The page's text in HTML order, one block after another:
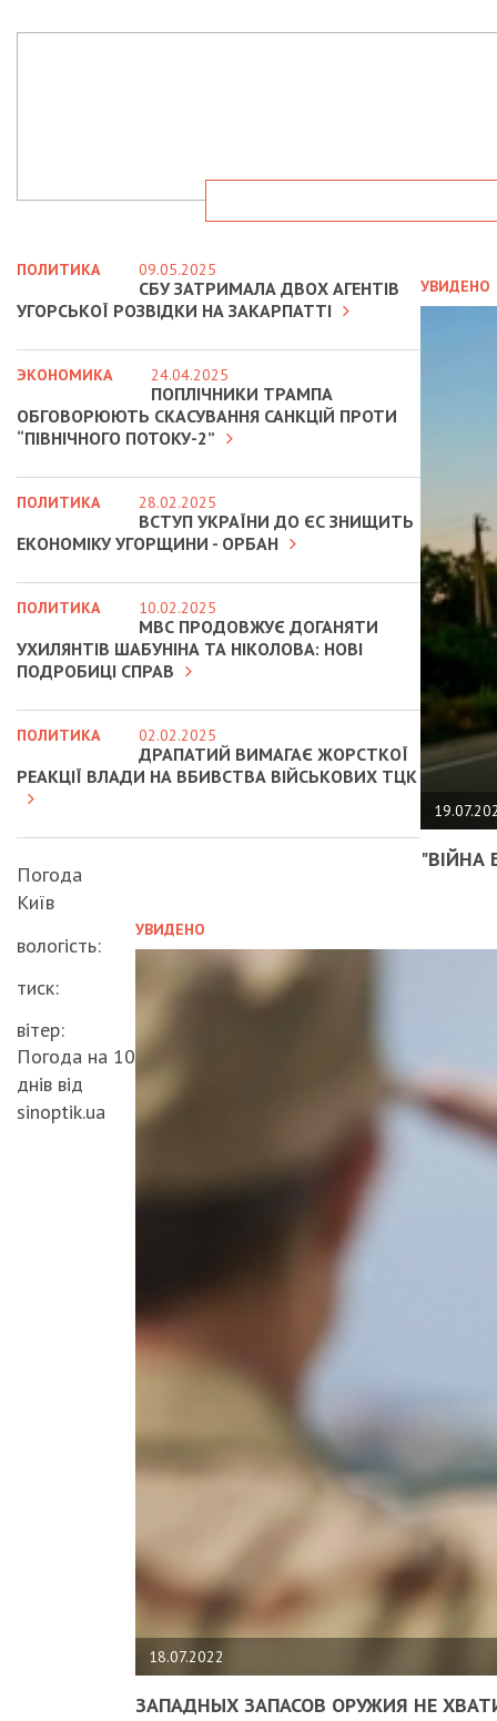
УВИДЕНО
"ВІЙНА
УВИДЕНО
18.07.2022
ЗАПАДНЫХ ЗАПАСОВ ОРУЖИЯ НЕ
ПОЛИТИКА 09.05.2025
СБУ ЗАТРИМАЛА ДВОХ АГЕНТІВ
УГОРСЬКОЇ РОЗВІДКИ НА ЗАКАРПАТТІ
ЭКОНОМИКА 24.04.2025
ПОПЛІЧНИКИ ТРАМПА
ОБГОВОРЮЮТЬ СКАСУВАННЯ САНКЦІЙ ПРОТИ
“ПІВНІЧНОГО ПОТОКУ-2”
ПОЛИТИКА 28.02.2025
ВСТУП УКРАЇНИ ДО ЄС ЗНИЩИТЬ
ЕКОНОМІКУ УГОРЩИНИ - ОРБАН
ПОЛИТИКА 10.02.2025
МВС ПРОДОВЖУЄ ДОГАНЯТИ
УХИЛЯНТІВ ШАБУНІНА ТА НІКОЛОВА: НОВІ
ПОДРОБИЦІ СПРАВ
ПОЛИТИКА 02.02.2025
ДРАПАТИЙ ВИМАГАЄ ЖОРСТКОЇ
РЕАКЦІЇ ВЛАДИ НА ВБИВСТВА ВІЙСЬКОВИХ ТЦК
Погода
Київ
вологість:
тиск:
вітер:
Погода на 10
днів від
sinoptik.ua